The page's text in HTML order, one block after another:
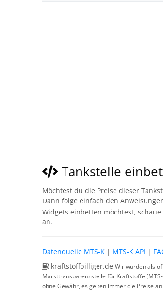
Tankstelle
Möchtest du die Preise dieser
Dann folge einfach den
Widgets einbetten möchtest,
an.
Datenquelle MTS-K | MTS-K API |
kraftstoffbilliger.de Wir wurden als
Markttransparenzstelle für Kraftstoffe
ohne Gewähr, es gelten immer die Preise